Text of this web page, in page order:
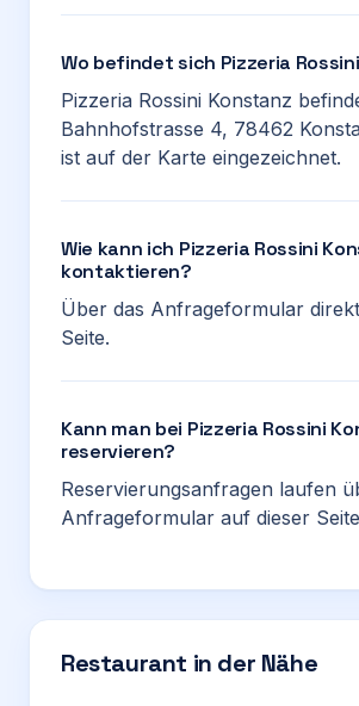
Wo befindet sich Pizzeria
Pizzeria Rossini Konstanz
Bahnhofstrasse 4, 78462
ist auf der Karte eingezeichnet.
Wie kann ich Pizzeria Rossini
kontaktieren?
Über das Anfrageformular
Seite.
Kann man bei Pizzeria Rossini
reservieren?
Reservierungsanfragen laufen
Anfrageformular auf dieser
Restaurant in der Nähe